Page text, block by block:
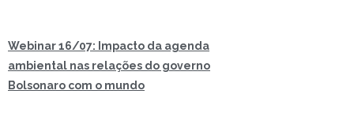
Webinar 16/07: Impacto da agenda
ambiental nas relações do governo
Bolsonaro com o mundo